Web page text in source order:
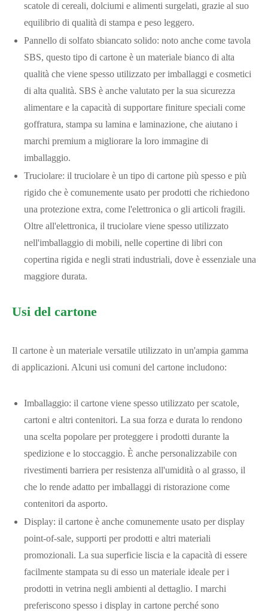
scatole di cereali, dolciumi e alimenti surgelati, grazie al suo
equilibrio di qualità di stampa e peso leggero.
Pannello di solfato sbiancato solido: noto anche come tavola
SBS, questo tipo di cartone è un materiale bianco di alta
qualità che viene spesso utilizzato per imballaggi e cosmetici
di alta qualità. SBS è anche valutato per la sua sicurezza
alimentare e la capacità di supportare finiture speciali come
goffratura, stampa su lamina e laminazione, che aiutano i
marchi premium a migliorare la loro immagine di
imballaggio.
Truciolare: il truciolare è un tipo di cartone più spesso e più
rigido che è comunemente usato per prodotti che richiedono
una protezione extra, come l'elettronica o gli articoli fragili.
Oltre all'elettronica, il truciolare viene spesso utilizzato
nell'imballaggio di mobili, nelle copertine di libri con
copertina rigida e negli strati industriali, dove è essenziale una
maggiore durata.
Usi del cartone
Il cartone è un materiale versatile utilizzato in un'ampia gamma
di applicazioni. Alcuni usi comuni del cartone includono:
Imballaggio: il cartone viene spesso utilizzato per scatole,
cartoni e altri contenitori. La sua forza e durata lo rendono
una scelta popolare per proteggere i prodotti durante la
spedizione e lo stoccaggio. È anche personalizzabile con
rivestimenti barriera per resistenza all'umidità o al grasso, il
che lo rende adatto per imballaggi di ristorazione come
contenitori da asporto.
Display: il cartone è anche comunemente usato per display
point-of-sale, supporti per prodotti e altri materiali
promozionali. La sua superficie liscia e la capacità di essere
facilmente stampata su di esso un materiale ideale per i
prodotti in vetrina negli ambienti al dettaglio. I marchi
preferiscono spesso i display in cartone perché sono